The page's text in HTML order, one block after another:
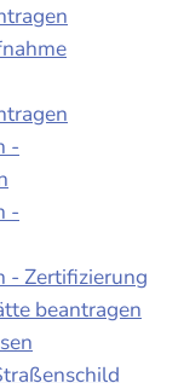
-
-
- Zertifizierung
beantragen